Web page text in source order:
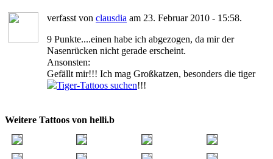
verfasst von clausdia am 23. Februar 2010 - 15:58.
9 Punkte....einen habe ich abgezogen, da mir der
Nasenrücken nicht gerade erscheint.
Ansonsten:
Gefällt mir!!! Ich mag Großkatzen, besonders die tiger
!!!
Weitere Tattoos von helli.b